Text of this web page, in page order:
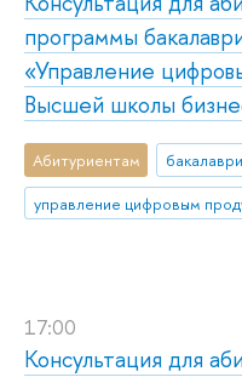
программы
«Управление
Высшей школы
Абитуриентам
управление цифровым
17:00
Консультация для